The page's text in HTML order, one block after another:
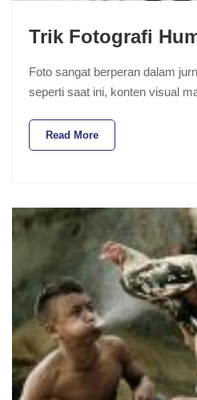
Trik Fotografi
Foto sangat berperan dalam
seperti saat ini, konten visual
Read More